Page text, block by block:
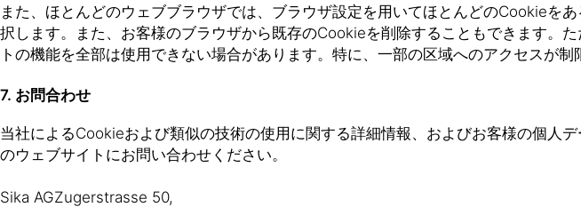
また、ほとんどのウェブブラウザでは、ブラウザ設定を用いてほとんどのCookieを
択します。また、お客様のブラウザから既存のCookieを削除することもできます。
トの機能を全部は使用できない場合があります。特に、一部の区域へのアクセスが
7. お問合わせ
当社によるCookieおよび類似の技術の使用に関する詳細情報、およびお客様の個人
のウェブサイトにお問い合わせください。
Sika AGZugerstrasse 50,